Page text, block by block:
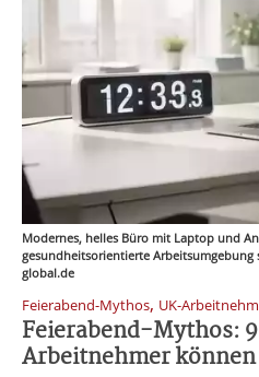
Modernes, helles Büro mit Laptop und
gesundheitsorientierte
global.de
Feierabend-Mythos, UK-
Feierabend-Mythos:
Arbeitnehmer